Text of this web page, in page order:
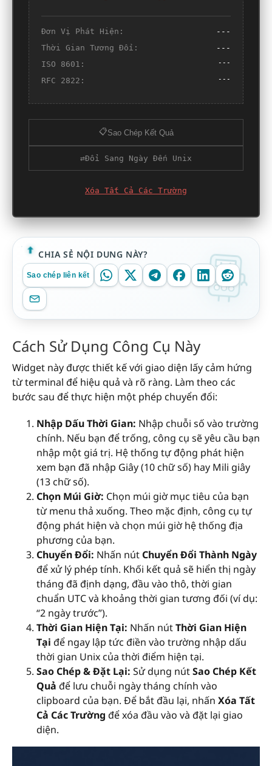
Đơn Vị Phát Hiện:
---
Thời Gian Tương Đối:
---
ISO 8601:
---
RFC 2822: ---
📋Sao Chép Kết Quả
⇄Đổi Sang Ngày Đến Unix
Xóa Tất Cả Các Trường
CHIA SẺ NỘI DUNG NÀY?
Sao chép liên kết
Cách Sử Dụng Công Cụ Này
Widget này được thiết kế với giao diện lấy cảm hứng
từ terminal để hiệu quả và rõ ràng. Làm theo các
bước sau để thực hiện một phép chuyển đổi:
Nhập Dấu Thời Gian: Nhập chuỗi số vào trường
chính. Nếu bạn để trống, công cụ sẽ yêu cầu bạn
nhập một giá trị. Hệ thống tự động phát hiện
xem bạn đã nhập Giây (10 chữ số) hay Mili giây
(13 chữ số).
Chọn Múi Giờ: Chọn múi giờ mục tiêu của bạn
từ menu thả xuống. Theo mặc định, công cụ tự
động phát hiện và chọn múi giờ hệ thống địa
phương của bạn.
Chuyển Đổi: Nhấn nút Chuyển Đổi Thành Ngày
để xử lý phép tính. Khối kết quả sẽ hiển thị ngày
tháng đã định dạng, đầu vào thô, thời gian
chuẩn UTC và khoảng thời gian tương đối (ví dụ:
“2 ngày trước”).
Thời Gian Hiện Tại: Nhấn nútThời Gian Hiện
Tại để ngay lập tức điền vào trường nhập dấu
thời gian Unix của thời điểm hiện tại.
Sao Chép & Đặt Lại: Sử dụng nútSao Chép Kết
Quả để lưu chuỗi ngày tháng chính vào
clipboard của bạn. Để bắt đầu lại, nhấn Xóa Tất
Cả Các Trường để xóa đầu vào và đặt lại giao
diện.